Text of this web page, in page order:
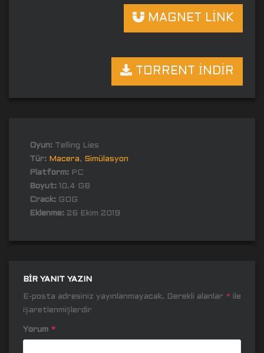
MAGNET LİNK
TORRENT İNDİR
Oyun: Telling Lies
Tür: Macera, Simülasyon
Platform: PC
Boyut: 10.4 GB
Crack: GOG
Eklenme: 26 Ekim 2019
BIR YANIT YAZIN
E-posta adresiniz yayınlanmayacak. Gerekli alanlar * ile
işaretlenmişlerdir
Yorum *